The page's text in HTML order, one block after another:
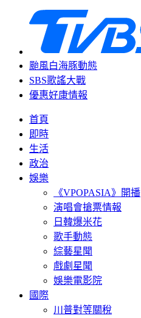
颱風白海豚動態
SBS歌謠大戰
優惠好康情報
首頁
即時
生活
政治
娛樂
《VPOPASIA》開播
演唱會搶票情報
日韓爆米花
歌手動態
綜藝星聞
戲劇星聞
娛樂電影院
國際
川普對等關稅